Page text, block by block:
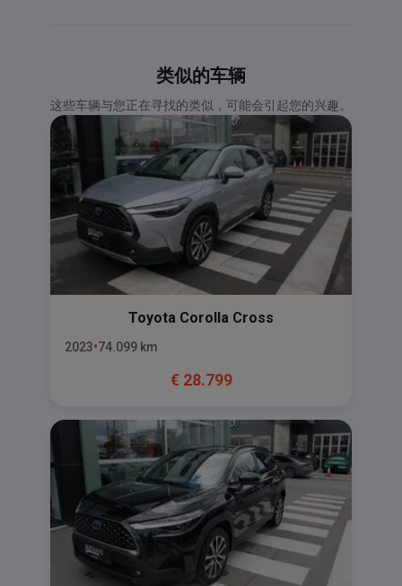
类似的车辆
这些车辆与您正在寻找的类似，可能会引起您的兴趣。
Toyota Corolla Cross
2023 74.099 km
€ 28.799